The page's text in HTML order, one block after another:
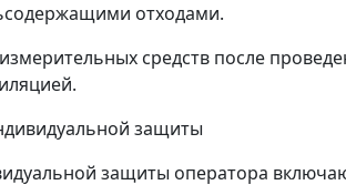
отходами.
средств после
защиты
защиты оператора